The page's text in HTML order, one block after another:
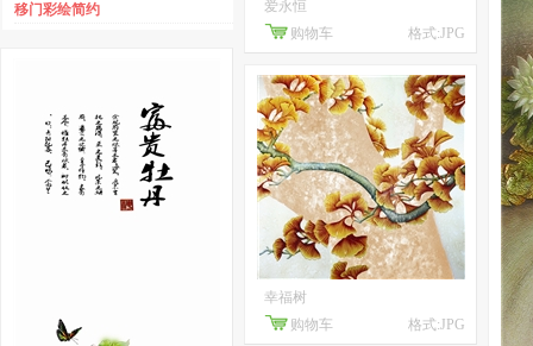
移门彩绘简约
爱永恒
购物车
格式:JPG
幸福树
购物车
格式:JPG